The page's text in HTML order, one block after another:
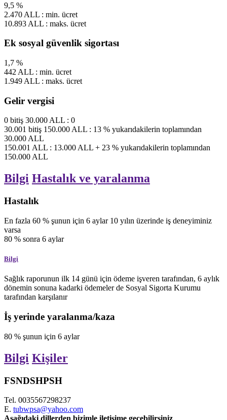
9,5 %
2.470 ALL : min. ücret
10.893 ALL : maks. ücret
Ek sosyal güvenlik sigortası
1,7 %
442 ALL : min. ücret
1.949 ALL : maks. ücret
Gelir vergisi
0 bitiş 30.000ALL : 0
30.001 bitiş 150.000ALL : 13 % yukarıdakilerin toplamından
30.000ALL
150.001 ALL : 13.000ALL + 23 % yukarıdakilerin toplamından
150.000ALL
Bilgi Hastalık ve yaralanma
Hastalık
En fazla 60 % şunun için 6 aylar 10 yılın üzerinde iş deneyiminiz
varsa
80 % sonra 6 aylar
Bilgi
Sağlık raporunun ilk 14 günü için ödeme işveren tarafından, 6 aylık
dönemin sonuna kadarki ödemeler de Sosyal Sigorta Kurumu
tarafından karşılanır
İş yerinde yaralanma/kaza
80 % şunun için 6 aylar
Bilgi Kişiler
FSNDSHPSH
Tel. 0035567298237
E. tubwpsa@yahoo.com